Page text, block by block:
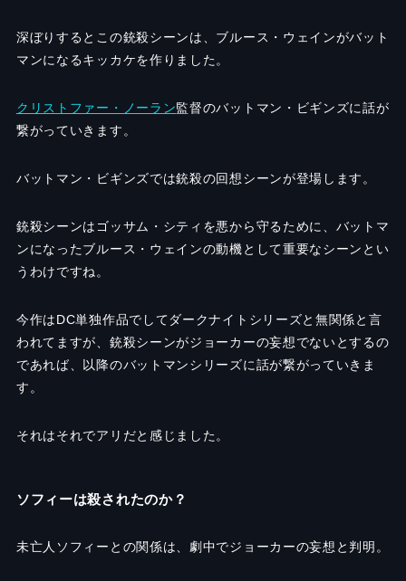
深ぼりするとこの銃殺シーンは、ブルース・ウェインがバット
マンになるキッカケを作りました。
クリストファー・ノーラン監督のバットマン・ビギンズに話が
繋がっていきます。
バットマン・ビギンズでは銃殺の回想シーンが登場します。
銃殺シーンはゴッサム・シティを悪から守るために、バットマ
ンになったブルース・ウェインの動機として重要なシーンとい
うわけですね。
今作はDC単独作品でしてダークナイトシリーズと無関係と言
われてますが、銃殺シーンがジョーカーの妄想でないとするの
であれば、以降のバットマンシリーズに話が繋がっていきま
す。
それはそれでアリだと感じました。
ソフィーは殺されたのか？
未亡人ソフィーとの関係は、劇中でジョーカーの妄想と判明。